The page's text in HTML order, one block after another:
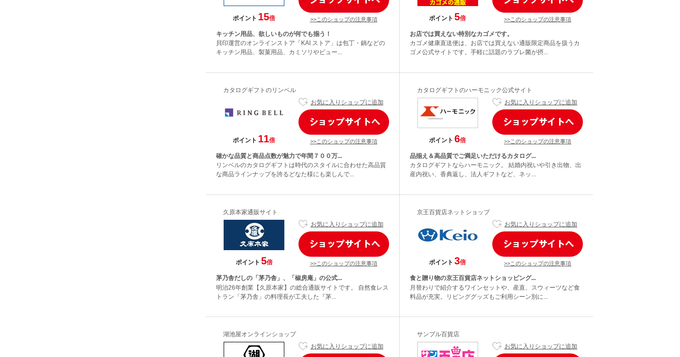
ポイント 15倍 >>このショップの注意事項
キッチン用品、欲しいものが何でも揃う！
貝印運営のオンラインストア「KAI ストア」は包丁・鍋などの
キッチン用品、製菓用品、カミソリやビュー...
ポイント 5倍 >>このショップの注意事項
お店では買えない特別なカゴメです。
カゴメ健康直送便は、お店では買えない通販限定商品を扱うカ
ゴメ公式サイトです。手軽に話題のラブレ菌が摂...
カタログギフトのリンベル
ポイント 11倍
お気に入りショップに追加
>>このショップの注意事項
確かな品質と商品点数が魅力で年間７００万...
リンベルのカタログギフトは時代のスタイルに合わせた高品質
な商品ラインナップを誇るどなた様にも楽しんで...
カタログギフトのハーモニック公式サイト
ポイント 6倍
お気に入りショップに追加
>>このショップの注意事項
品揃え＆高品質でご満足いただけるカタログ...
カタログギフトならハーモニック。 結婚内祝いや引き出物、出
産内祝い、香典返し、法人ギフトなど、ネッ...
久原本家通販サイト
ポイント 5倍
お気に入りショップに追加
>>このショップの注意事項
茅乃舎だしの「茅乃舎」、「椒房庵」の公式...
明治26年創業【久原本家】の総合通販サイトです。 自然食レス
トラン「茅乃舎」の料理長が工夫した『茅...
京王百貨店ネットショップ
ポイント 3倍
お気に入りショップに追加
>>このショップの注意事項
食と贈り物の京王百貨店ネットショッピング...
月替わりで紹介するワインセットや、産直、スウィーツなど食
料品が充実。リビンググッズもご利用シーン別に...
湖池屋オンラインショップ
お気に入りショップに追加
サンプル百貨店
お気に入りショップに追加